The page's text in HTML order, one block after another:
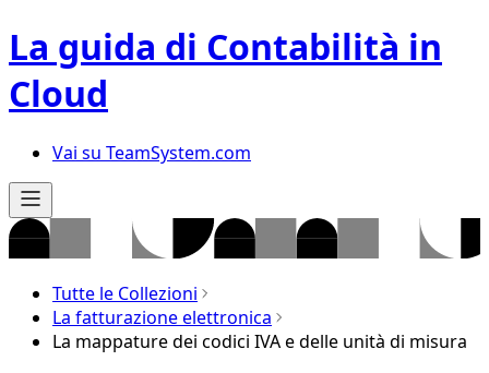
La guida di Contabilità in
Cloud
Vai su TeamSystem.com
Tutte le Collezioni
La fatturazione elettronica
La mappature dei codici IVA e delle unità di misura